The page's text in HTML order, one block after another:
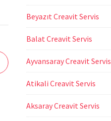
Beyazıt Creavit Servis
Balat Creavit Servis
Ayvansaray Creavit Servis
Atikali Creavit Servis
Aksaray Creavit Servis